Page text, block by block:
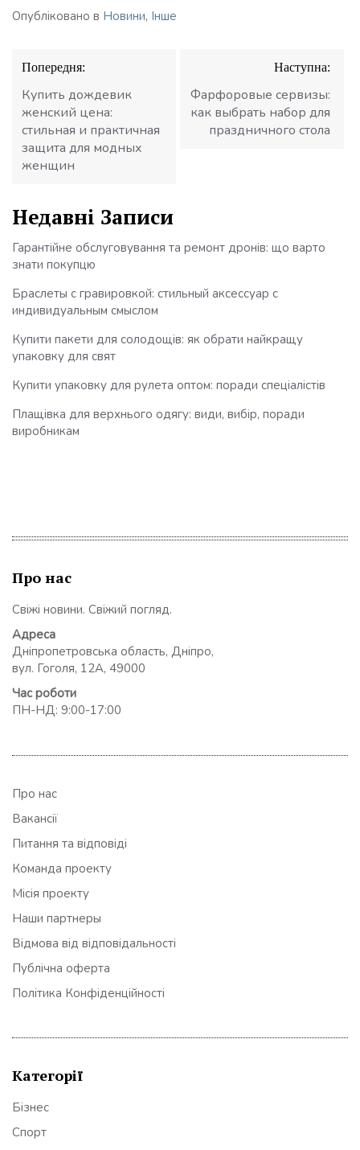
Опубліковано в Новини, Інше
Навігація
записів
Попередня:
Купить дождевик
женский цена:
стильная и практичная
защита для модных
женщин
Наступна:
Фарфоровые сервизы:
как выбрать набор для
праздничного стола
Недавні Записи
Гарантійне обслуговування та ремонт дронів: що варто
знати покупцю
Браслеты с гравировкой: стильный аксессуар с
индивидуальным смыслом
Купити пакети для солодощів: як обрати найкращу
упаковку для свят
Купити упаковку для рулета оптом: поради спеціалістів
Плащівка для верхнього одягу: види, вибір, поради
виробникам
Про нас
Свіжі новини. Свіжий погляд.
Адреса
Дніпропетровська область, Дніпро,
вул. Гоголя, 12А, 49000
Час роботи
ПН-НД: 9:00-17:00
Про нас
Вакансії
Питання та відповіді
Команда проекту
Місія проекту
Наши партнеры
Відмова від відповідальності
Публічна оферта
Політика Конфіденційності
Категорії
Бізнес
Спорт